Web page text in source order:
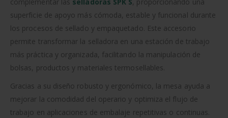
superficie de apoyo más cómoda, estable y funcional durante
los procesos de sellado y empaquetado. Este accesorio
permite transformar la selladora en una estación de trabajo
más práctica y organizada, facilitando la manipulación de
bolsas, productos y materiales termosellables.
Gracias a su diseño robusto y ergonómico, la mesa ayuda a
mejorar la comodidad del operario y optimiza el flujo de
trabajo en aplicaciones de embalaje repetitivas o continuas.